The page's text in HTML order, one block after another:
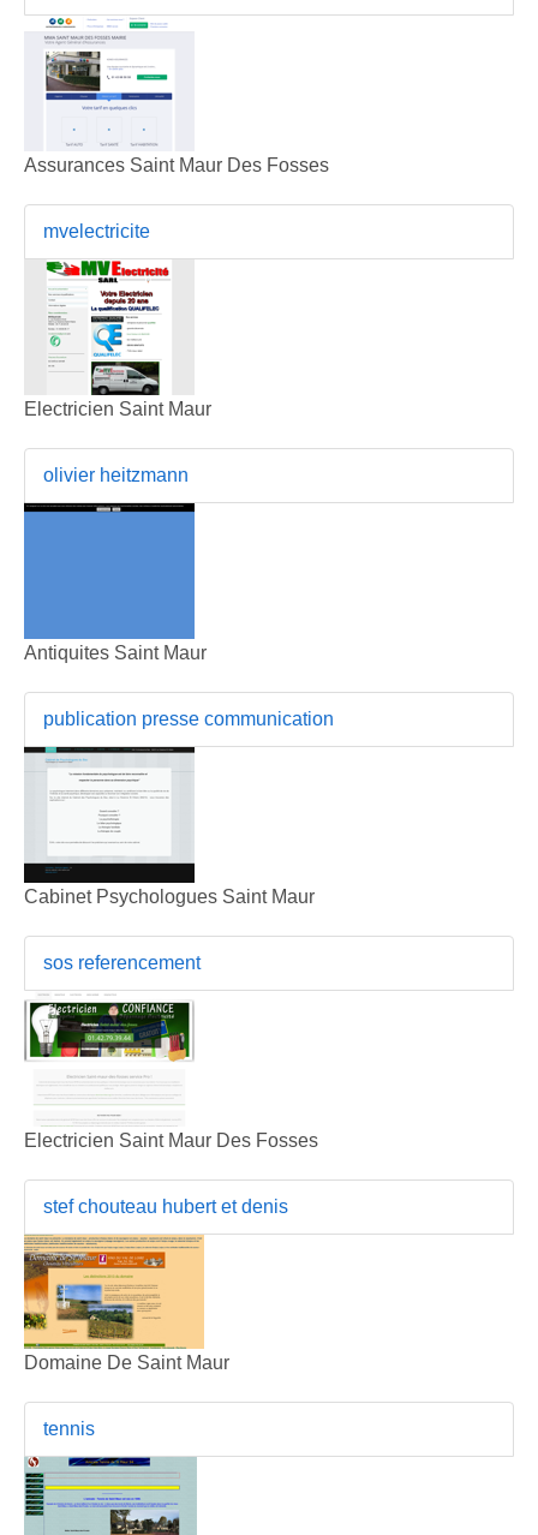
Assurances Saint Maur Des Fosses
mvelectricite
Electricien Saint Maur
olivier heitzmann
Antiquites Saint Maur
publication presse communication
Cabinet Psychologues Saint Maur
sos referencement
Electricien Saint Maur Des Fosses
stef chouteau hubert et denis
Domaine De Saint Maur
tennis